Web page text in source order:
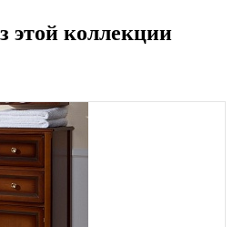
этой коллекции